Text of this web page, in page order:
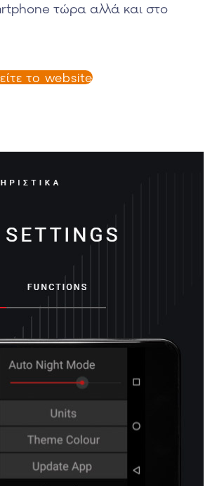
τώρα αλλά και στο
το website